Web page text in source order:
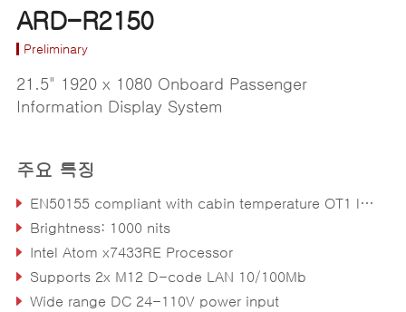
ARD-R2150
Preliminary
21.5" 1920 x 1080 Onboard Passenger
Information Display System
주요 특징
EN50155 compliant with cabin temperature OT1 level / EN45545
Brightness: 1000 nits
Intel Atom x7433RE Processor
Supports 2x M12 D-code LAN 10/100Mb
Wide range DC 24-110V power input